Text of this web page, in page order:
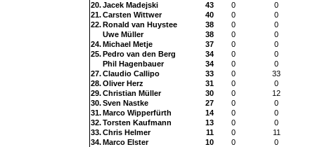
20.Jacek Madejski 43 0
0
21.Carsten Wittwer 40 0
0
22.Ronald van Huystee 38 0
0
Uwe Müller
38 0
0
24.Michael Metje 37 0
0
25.Pedro van den Berg 34 0
0
Phil Hagenbauer
34 0
0
27.Claudio Callipo 33 0
33
28.Oliver Herz 31 0
0
29.Christian Müller 30 0
12
30.Sven Nastke 27 0
0
31.Marco Wipperfürth 14 0
0
32.Torsten Kaufmann 13 0
0
33.Chris Helmer 11 0
11
34.Marco Elster 10 0
0